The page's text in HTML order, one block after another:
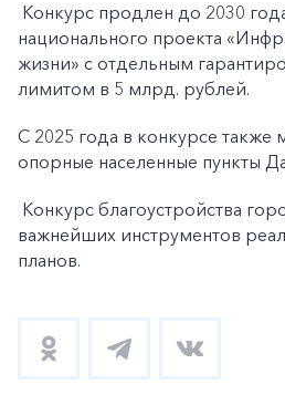
Конкурс продлен до 2030
национального проекта
жизни» с отдельным
лимитом в 5 млрд. рублей.
С 2025 года в конкурсе также
опорные населенные пункты
Конкурс благоустройства
важнейших инструментов
планов.